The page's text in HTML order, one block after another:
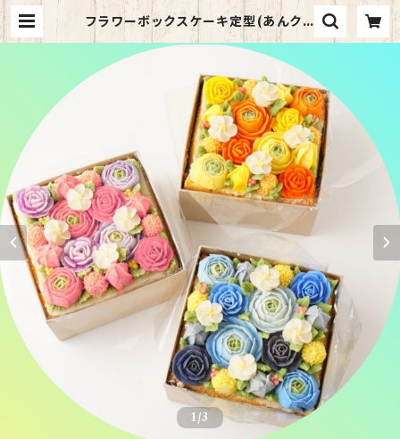
フラワーボックスケーキ定型(あんクリ
ーム) 配送日指定不可 | あんフラワー
ケーキ《華水月》
1 /3